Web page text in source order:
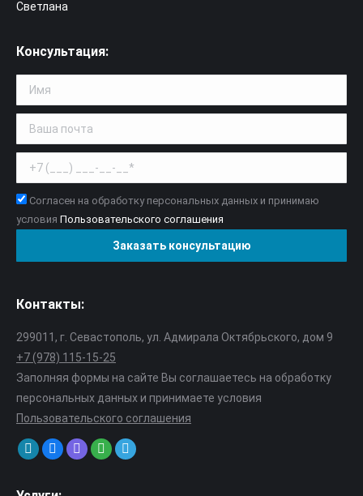
Светлана
Консультация:
Согласен на обработку персональных данных и принимаю
условия Пользовательского соглашения
Контакты:
299011, г. Севастополь, ул. Адмирала Октябрьского, дом 9
+7 (978) 115-15-25
Заполняя формы на сайте Вы соглашаетесь на обработку
персональных данных и принимаете условия
Пользовательского соглашения
Find us on:
Mail VK
ViberWhatsappTelegram